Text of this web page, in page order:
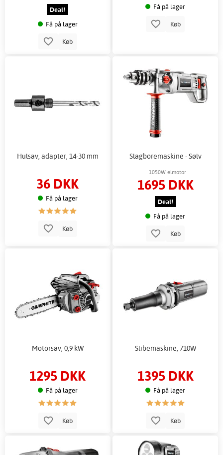
Deal!
Få på lager
Køb
Få på lager
Køb
Hulsav, adapter, 14-30 mm
36 DKK
Få på lager
Køb
Slagboremaskine - Sølv
1050W elmotor
1695 DKK
Deal!
Få på lager
Køb
Motorsav, 0,9 kW
1295 DKK
Få på lager
Køb
Slibemaskine, 710W
1395 DKK
Få på lager
Køb